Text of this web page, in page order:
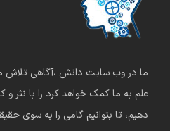
ما در وب سایت دانش ،آگاهی تلاش
علم به ما کمک خواهد کرد را با نثر و
دهیم، تا بتوانیم گامی را به سوی